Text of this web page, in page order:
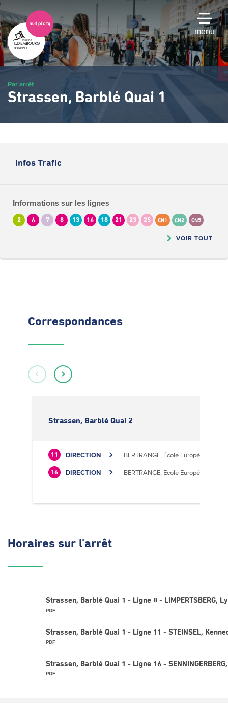
Passer
au
contenu
principal
menu
Par arrêt
Strassen, Barblé Quai 1
Infos Trafic
Informations sur les lignes
2 6 7 8 13 16 18 21 23 25 CN1 CN2 CN5
VOIR TOUT
Correspondances
Strassen, Barblé Quai 2
11 DIRECTION BERTRANGE, École Européenne II
16 DIRECTION BERTRANGE, Ecole Européenne II
Horaires sur l'arrêt
Strassen, Barblé Quai 1 - Ligne 8 - LIMPERTSBERG,
PDF
Strassen, Barblé Quai 1 - Ligne 11 - STEINSEL,
PDF
Strassen, Barblé Quai 1 - Ligne 16 -
PDF